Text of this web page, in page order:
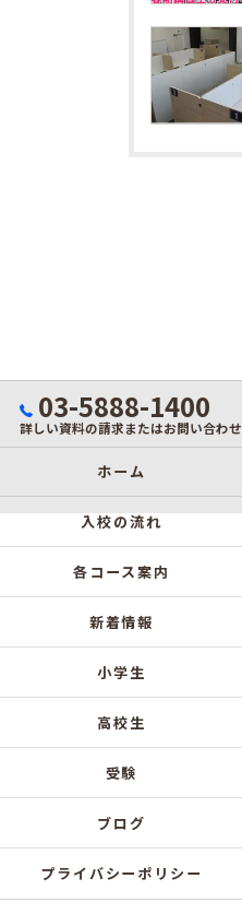
03-5888-1400
詳しい資料の請求またはお問い合わせ
ホーム
入校の流れ
各コース案内
新着情報
小学生
高校生
受験
ブログ
プライバシーポリシー